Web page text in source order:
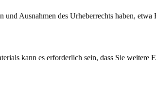
Ausnahmen des Urheberrechts haben,
kann es erforderlich sein, dass Sie weitere